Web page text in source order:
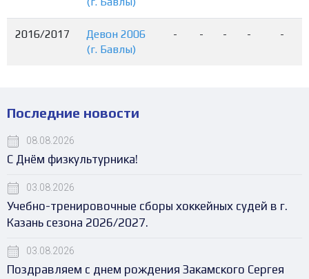
2016/2017
Девон 2006
(г. Бавлы)
- - - - -
Последние новости
08.08.2026
С Днём физкультурника!
03.08.2026
Учебно-тренировочные сборы хоккейных судей в г.
Казань сезона 2026/2027.
03.08.2026
Поздравляем с днем рождения Закамского Сергея